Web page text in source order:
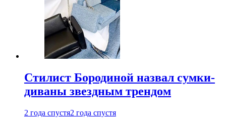
Стилист Бородиной назвал сумки-
диваны звездным трендом
2 года спустя2 года спустя